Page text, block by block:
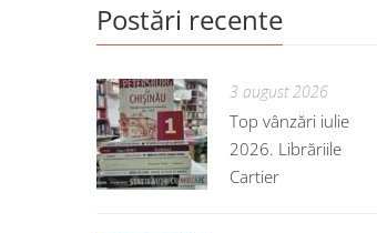
Postări recente
3 august 2026
Top vânzări iulie
2026. Librăriile
Cartier